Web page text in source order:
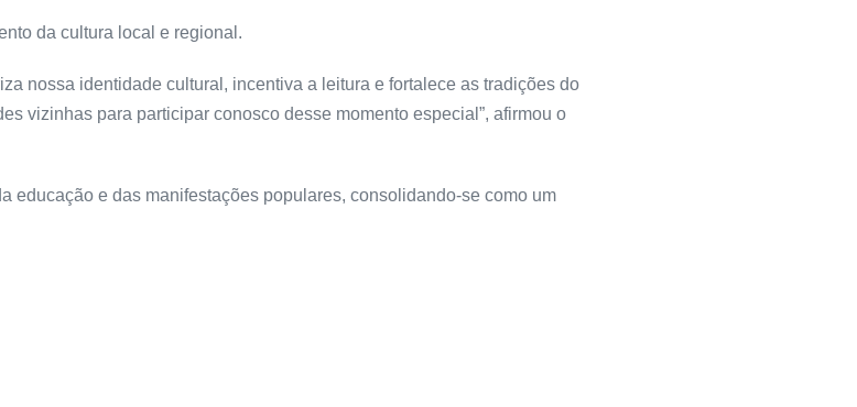
da cultura local e regional.
nossa identidade cultural, incentiva a leitura e fortalece as tradições do
vizinhas para participar conosco desse momento especial”, afirmou o
educação e das manifestações populares, consolidando-se como um